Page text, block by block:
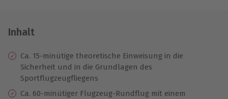
Inhalt
Ca. 15-minütige theoretische Einweisung in die
Sicherheit und in die Grundlagen des
Sportflugzeugfliegens
Ca. 60-minütiger Flugzeug-Rundflug mit einem